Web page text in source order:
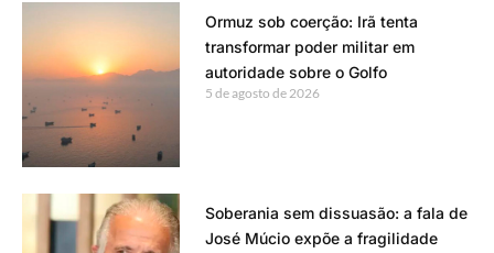
Ormuz sob coerção: Irã tenta
transformar poder militar em
autoridade sobre o Golfo
5 de agosto de 2026
Soberania sem dissuasão: a fala de
José Múcio expõe a fragilidade